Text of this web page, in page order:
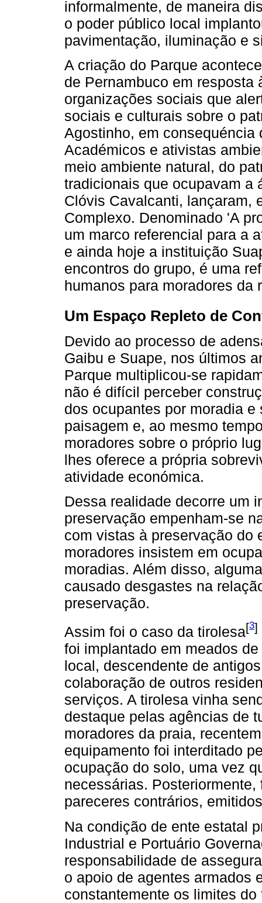
informalmente, de maneira
o poder público local
pavimentação, iluminação e
A criação do Parque
de Pernambuco em resposta
organizações sociais que
sociais e culturais sobre o
Agostinho, em
Académicos e ativistas
meio ambiente natural, do
tradicionais que ocupavam a
Clóvis Cavalcanti, lançaram,
Complexo. Denominado 'A
um marco referencial para a
e ainda hoje a instituição
encontros do grupo, é uma
humanos para moradores da
Um Espaço Repleto de
Devido ao processo de
Gaibu e Suape, nos últimos
Parque multiplicou-se
não é difícil perceber
dos ocupantes por moradia
paisagem e, ao mesmo
moradores sobre o próprio
lhes oferece a própria
atividade económica.
Dessa realidade decorre um
preservação empenham-se
com vistas à preservação do
moradores insistem em
moradias. Além disso,
causado desgastes na
preservação.
Assim foi o caso da tirolesa[3]
foi implantado em meados
local, descendente de
colaboração de outros
serviços. A tirolesa vinha
destaque pelas agências de
moradores da praia,
equipamento foi interditado
ocupação do solo, uma vez
necessárias.
pareceres contrários,
Na condição de ente estatal
Industrial e Portuário
responsabilidade de
o apoio de agentes armados
constantemente os limites do